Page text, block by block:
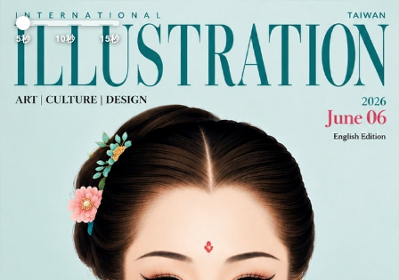
Previous
5秒 10秒 15秒